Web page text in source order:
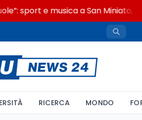
sport e musica a San Miniato,
RICERCA MONDO